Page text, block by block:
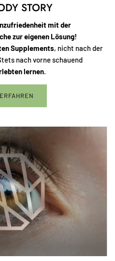
STORY
mit der
zur eigenen Lösung!
Supplements, nicht nach der
nach vorne schauend
lernen.